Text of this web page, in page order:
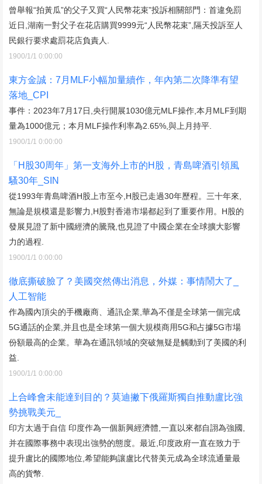
曾舉報“拍黃瓜”的父子又買“人民幣花束”投訴相關部門：首違免罰
近日,湖南一對父子在花店購買9999元“人民幣花束”,隔天投訴至人
民銀行要求處罰花店負責人.
1900/1/1 0:00:00
東方金誠：7月MLF小幅加量續作，年內第二次降準有望
落地_CPI
事件：2023年7月17日,央行開展1030億元MLF操作,本月MLF到期
量為1000億元；本月MLF操作利率為2.65%,與上月持平.
1900/1/1 0:00:00
「H股30周年」第一支海外上市的H股，青島啤酒引領風
騷30年_SIN
從1993年青島啤酒H股上市至今,H股已走過30年歷程。三十年來,
無論是規模還是影響力,H股對香港市場都起到了重要作用。H股的
發展見證了新中國經濟的騰飛,也見證了中國企業在全球擴大影響
力的過程.
1900/1/1 0:00:00
徹底撕破臉了？美國突然傳出消息，外媒：事情鬧大了_
人工智能
作為國內頂尖的手機廠商、通訊企業,華為不僅是全球第一個完成
5G通話的企業,并且也是全球第一個大規模商用5G和占據5G市場
份額最高的企業。華為在通訊領域的突破無疑是觸動到了美國的利
益.
1900/1/1 0:00:00
上合峰會未能達到目的？莫迪撇下俄羅斯獨自推動盧比強
勢挑戰美元_
印方太過于自信 印度作為一個新興經濟體,一直以來都自詡為強國,
并在國際事務中表現出強勢的態度。最近,印度政府一直在致力于
提升盧比的國際地位,希望能夠讓盧比代替美元成為全球流通量最
高的貨幣.